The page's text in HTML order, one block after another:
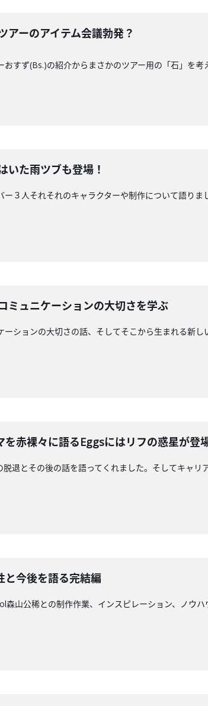
ーのアイテム会議勃発？
すず(Bs.)の紹介からまさかのツアー用の「石」を考
た雨ツブも登場！
３人それそれのキャラクターや制作について語り
ミュニケーションの大切さを学ぶ
ションの大切さの話、そしてそこから生まれる新
赤裸々に語るEggsにはリフの惑星が登
退とその後の話を語ってくれました。そしてキャ
今後を語る完結編
山公稀との制作作業、インスピレーション、ノウ